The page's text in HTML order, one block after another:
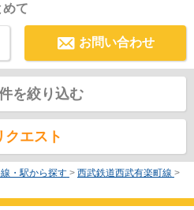
めて
お問い合わせ
を絞り込む
クエスト
・駅から探す > 西武鉄道西武有楽町線 >